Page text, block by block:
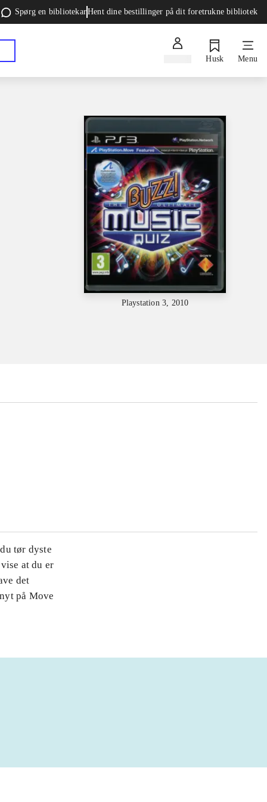
Spørg en bibliotekarHent dine bestillinger på dit foretrukne bibliotek
Husk Menu
Playstation 3, 2010
tør dyste
at du er
det
på Move